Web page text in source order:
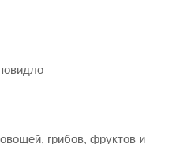
грибов, фруктов и